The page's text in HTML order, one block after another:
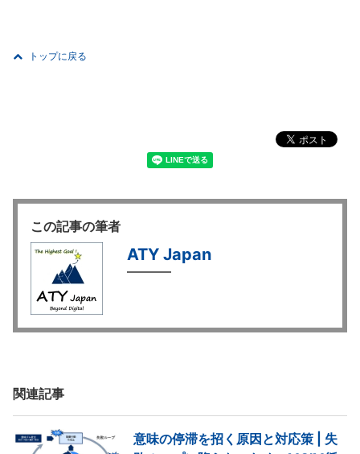
トップに戻る
この記事の筆者
ATY Japan
関連記事
意味の停滞を招く原因と対応策 | 失